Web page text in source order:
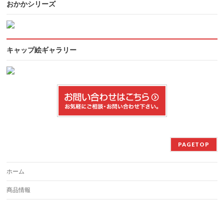
おかかシリーズ
キャップ絵ギャラリー
PAGETOP
ホーム
商品情報